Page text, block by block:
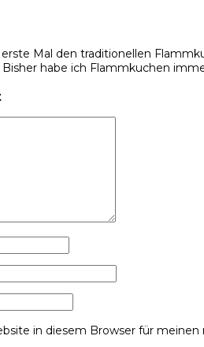
Mal den traditionellen
habe ich Flammkuchen
in diesem Browser für